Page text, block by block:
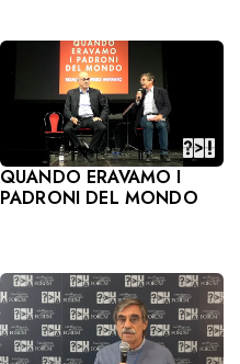
QUANDO ERAVAMO I
PADRONI DEL MONDO